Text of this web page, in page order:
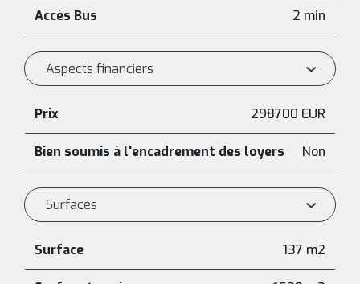
Accès Bus 2 min
Aspects financiers
Prix 298700 EUR
Bien soumis à l'encadrement des loyers Non
Surfaces
Surface 137 m2